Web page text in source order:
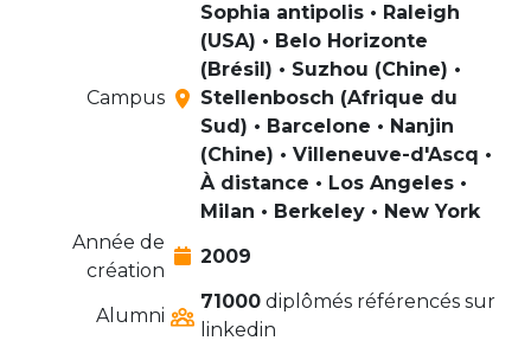
Campus
Sophia antipolis • Raleigh
(USA) • Belo Horizonte
(Brésil) • Suzhou (Chine) •
Stellenbosch (Afrique du
Sud) • Barcelone • Nanjin
(Chine) • Villeneuve-d'Ascq •
À distance • Los Angeles •
Milan • Berkeley • New York
Année de
création
2009
Alumni
71000 diplômés référencés sur
linkedin